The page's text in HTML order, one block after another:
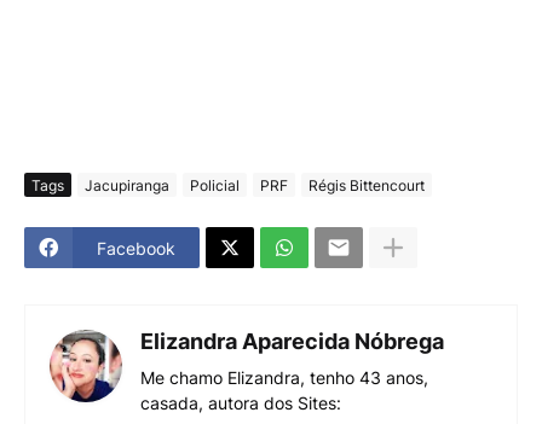
Tags Jacupiranga Policial PRF Régis Bittencourt
Facebook
Elizandra Aparecida Nóbrega
Me chamo Elizandra, tenho 43 anos,
casada, autora dos Sites: